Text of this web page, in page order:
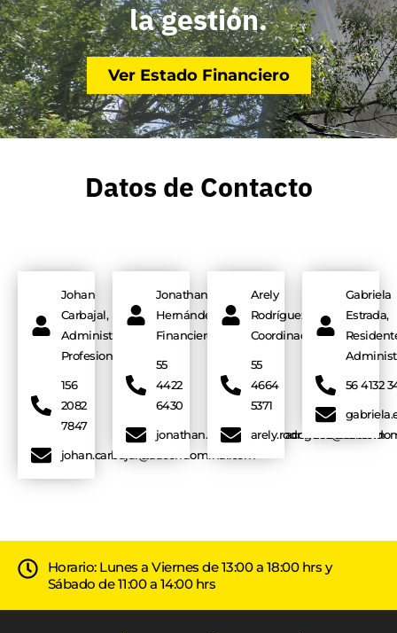
la gestión.
Ver Estado Financiero
Datos de Contacto
Johan
Carbajal,
Administrador
Profesional
156
2082
7847
johan.carbajal@aacondominal.com
Jonathan
Hernández,
Financiero
55
4422
6430
jonathan.hernandez@aacondominal.com
Arely
Rodríguez,
Coordinación
55
4664
5371
Gabriela
Estrada,
56 4132
Horario: Lunes a Viernes de 13:00 a 18:00 hrs y
Sábado de 11:00 a 14:00 hrs